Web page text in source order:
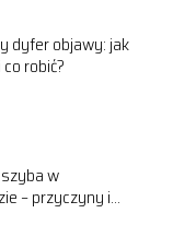
dyfer objawy: jak
robić?
w
– przyczyny i